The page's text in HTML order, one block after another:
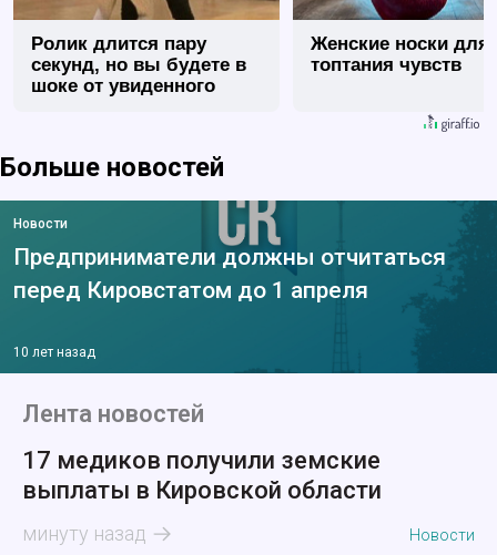
Ролик длится пару
секунд, но вы будете в
шоке от увиденного
Женские носки для
топтания чувств
Больше новостей
Новости
Предприниматели должны отчитаться
перед Кировстатом до 1 апреля
10 лет назад
Лента новостей
17 медиков получили земские
выплаты в Кировской области
минуту назад Новости